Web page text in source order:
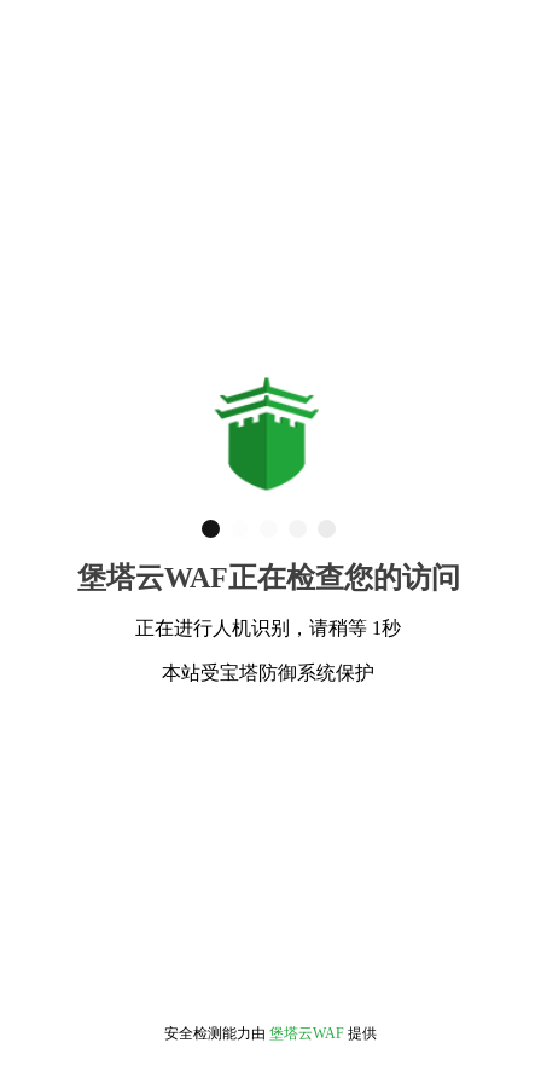
堡塔云WAF正在检查您的访问
正在进行人机识别，请稍等 1秒
本站受宝塔防御系统保护
安全检测能力由 堡塔云WAF 提供